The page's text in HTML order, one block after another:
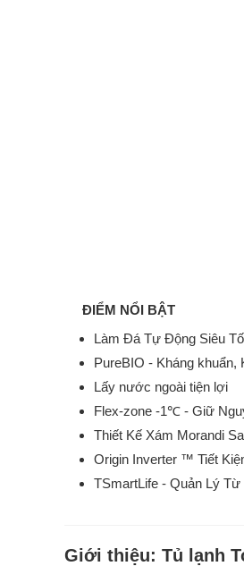
ĐIỂM NỔI BẬT
Làm Đá Tự Động Siêu
PureBIO - Kháng khuẩn,
Lấy nước ngoài tiện lợi
Flex-zone -1℃ - Giữ
Thiết Kế Xám Morandi
Origin Inverter ™ Tiết
TSmartLife - Quản Lý Từ
Giới thiệu: Tủ lạnh